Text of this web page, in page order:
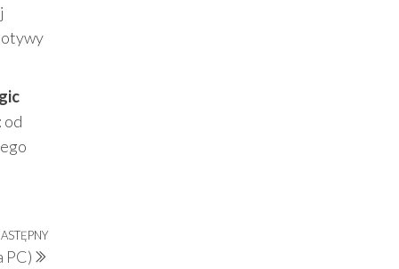
od
Następny
PC)